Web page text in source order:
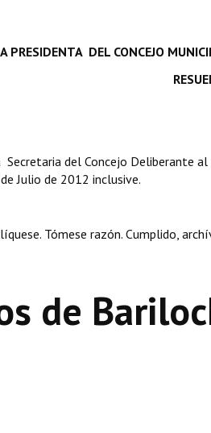
PRESIDENTA DELCONCEJO
del Concejo Deliberante
Julio de 2012 inclusive.
Tómese razón. Cumplido,
de